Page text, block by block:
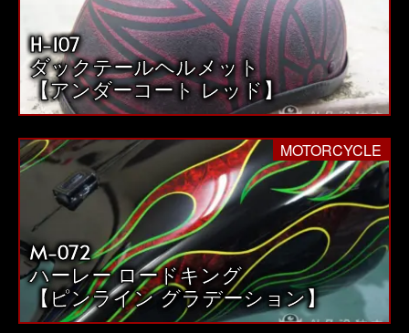
H-107
ダックテールヘルメット
【アンダーコート レッド】
MOTORCYCLE
M-072
ハーレー ロードキング
【ピンライン グラデーション】